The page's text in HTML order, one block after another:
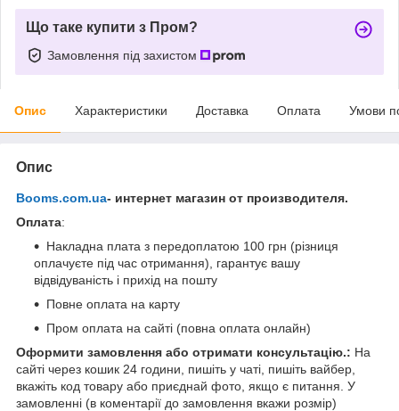
Що таке купити з Пром?
Замовлення під захистом
Опис Характеристики Доставка Оплата Умови
Опис
Booms.com.ua- интернет магазин от производителя.
Оплата:
Накладна плата з передоплатою 100 грн (різниця
оплачуєте під час отримання), гарантує вашу
відвідуваність і прихід на пошту
Повне оплата на карту
Пром оплата на сайті (повна оплата онлайн)
Оформити замовлення або отримати консультацію.: На
сайті через кошик 24 години, пишіть у чаті, пишіть вайбер,
вкажіть код товару або приєднай фото, якщо є питання. У
замовленні (в коментарії до замовлення вкажи розмір)